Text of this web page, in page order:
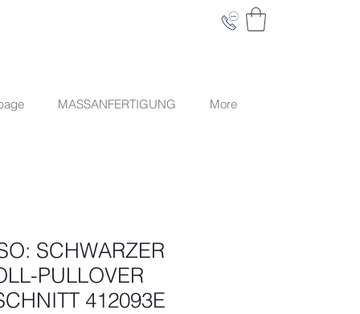
MASSANFERTIGUNG More
SCHWARZER
PULLOVER
412093E